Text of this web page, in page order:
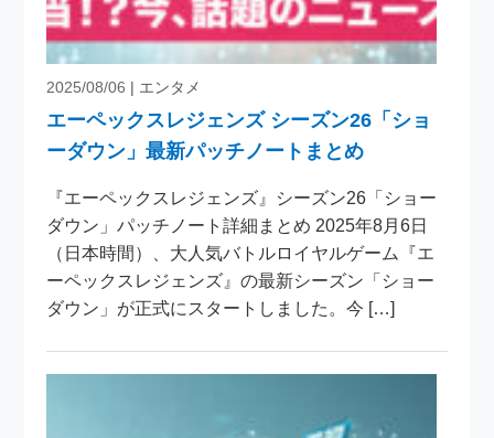
2025/08/06 | エンタメ
エーペックスレジェンズ シーズン26「ショ
ーダウン」最新パッチノートまとめ
『エーペックスレジェンズ』シーズン26「ショー
ダウン」パッチノート詳細まとめ 2025年8月6日
（日本時間）、大人気バトルロイヤルゲーム『エ
ーペックスレジェンズ』の最新シーズン「ショー
ダウン」が正式にスタートしました。今 […]